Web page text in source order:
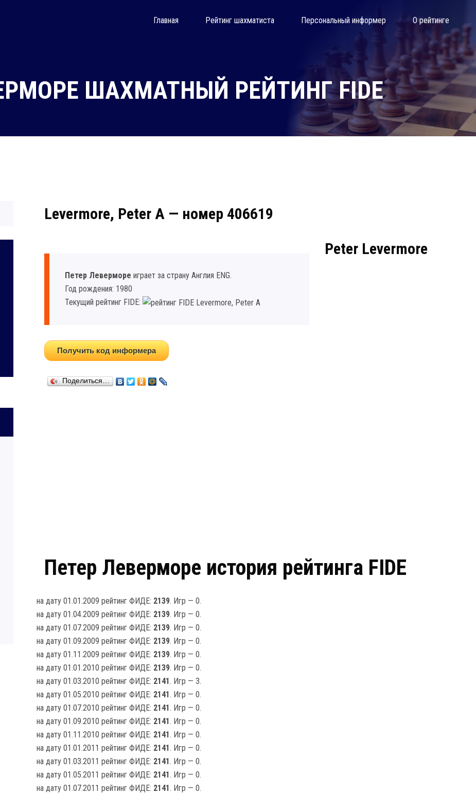
Главная Рейтинг шахматиста Персональный информер О рейтинге
ШАХМАТНЫЙ РЕЙТИНГ FIDE
Levermore, Peter A — номер 406619
Петер Леверморе играет за страну Англия ENG.
Год рождения: 1980
Текущий рейтинг FIDE:
Получить код информера
Поделиться…
Peter Levermore
Петер Леверморе история рейтинга FIDE
на дату 01.01.2009 рейтинг ФИДЕ: 2139. Игр — 0.
на дату 01.04.2009 рейтинг ФИДЕ: 2139. Игр — 0.
на дату 01.07.2009 рейтинг ФИДЕ: 2139. Игр — 0.
на дату 01.09.2009 рейтинг ФИДЕ: 2139. Игр — 0.
на дату 01.11.2009 рейтинг ФИДЕ: 2139. Игр — 0.
на дату 01.01.2010 рейтинг ФИДЕ: 2139. Игр — 0.
на дату 01.03.2010 рейтинг ФИДЕ: 2141. Игр — 3.
на дату 01.05.2010 рейтинг ФИДЕ: 2141. Игр — 0.
на дату 01.07.2010 рейтинг ФИДЕ: 2141. Игр — 0.
на дату 01.09.2010 рейтинг ФИДЕ: 2141. Игр — 0.
на дату 01.11.2010 рейтинг ФИДЕ: 2141. Игр — 0.
на дату 01.01.2011 рейтинг ФИДЕ: 2141. Игр — 0.
на дату 01.03.2011 рейтинг ФИДЕ: 2141. Игр — 0.
на дату 01.05.2011 рейтинг ФИДЕ: 2141. Игр — 0.
на дату 01.07.2011 рейтинг ФИДЕ: 2141. Игр — 0.